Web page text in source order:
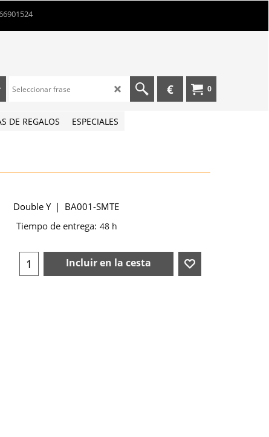
0
€
DE REGALOS ESPECIALES
Double Y
BA001-SMTE
Tiempo de entrega: 48 h
Incluir en la cesta